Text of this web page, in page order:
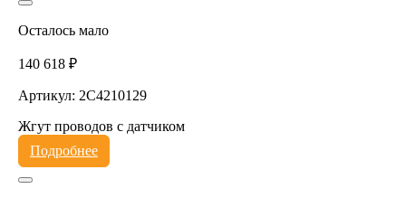
Осталось мало
140 618 ₽
Артикул: 2C4210129
Жгут проводов с датчиком
Подробнее